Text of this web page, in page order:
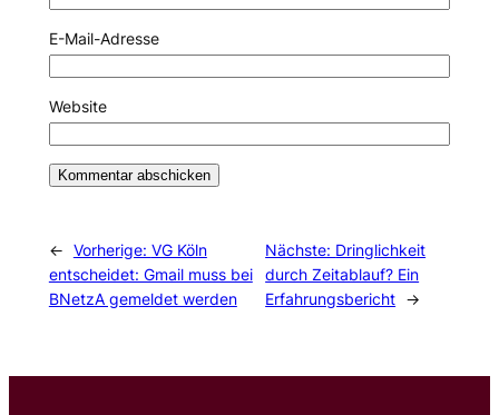
E-Mail-Adresse
Website
← Vorherige: VG Köln
entscheidet: Gmail muss bei
BNetzA gemeldet werden
Nächste: Dringlichkeit
durch Zeitablauf? Ein
Erfahrungsbericht →